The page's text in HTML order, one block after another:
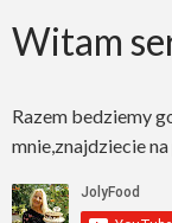
Witam
Razem bedziemy
mnie,znajdziecie